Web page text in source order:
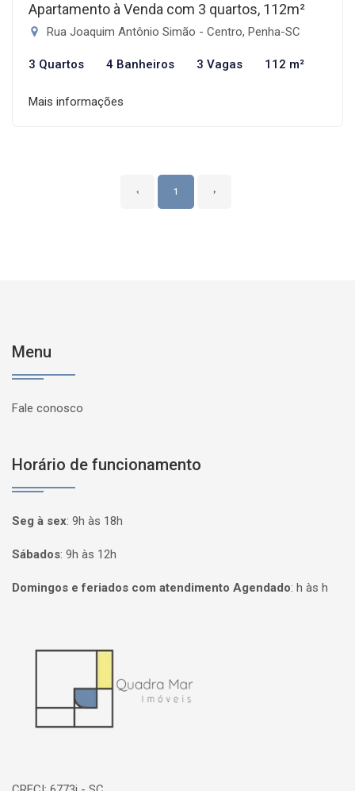
Apartamento à Venda com 3 quartos, 112m²
Rua Joaquim Antônio Simão - Centro, Penha-SC
3 Quartos 4 Banheiros 3 Vagas 112 m²
Mais informações
‹ 1 ›
Menu
Fale conosco
Horário de funcionamento
Seg à sex: 9h às 18h
Sábados: 9h às 12h
Domingos e feriados com atendimento Agendado: h às h